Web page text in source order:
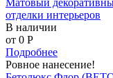
отделки интерьеров
В наличии
от 0 P
Подробнее
Ровное нанесение!